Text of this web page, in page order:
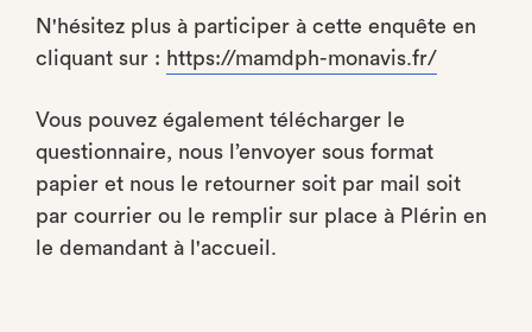
N'hésitez plus à participer à cette enquête en
cliquant sur : https://mamdph-monavis.fr/
Vous pouvez également télécharger le
questionnaire, nous l’envoyer sous format
papier et nous le retourner soit par mail soit
par courrier ou le remplir sur place à Plérin en
le demandant à l'accueil.